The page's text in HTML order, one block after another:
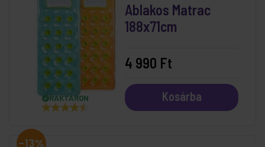
RAKTÁRON
Ablakos Matrac
188x71cm
4 990 Ft
Kosárba
-13%